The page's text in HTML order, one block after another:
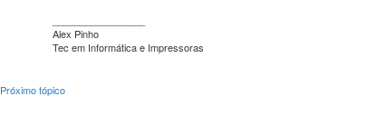
Alex Pinho
Tec em Informática e Impressoras
Próximo tópico